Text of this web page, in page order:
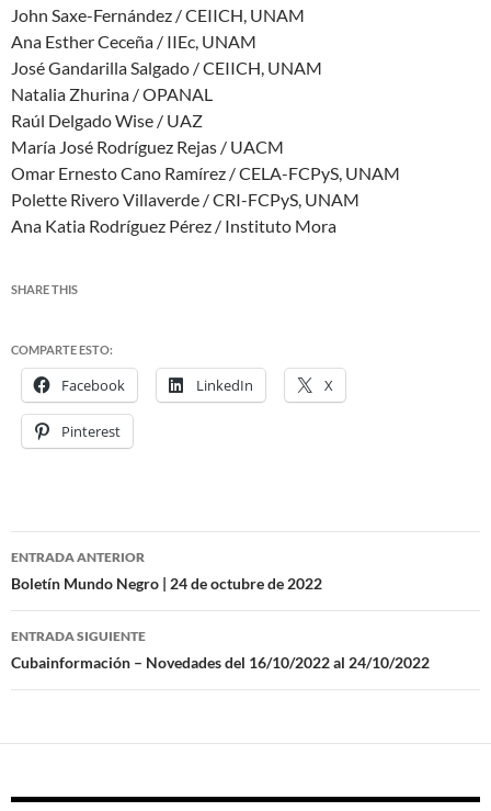
John Saxe-Fernández / CEIICH, UNAM
Ana Esther Ceceña / IIEc, UNAM
José Gandarilla Salgado / CEIICH, UNAM
Natalia Zhurina / OPANAL
Raúl Delgado Wise / UAZ
María José Rodríguez Rejas / UACM
Omar Ernesto Cano Ramírez / CELA-FCPyS, UNAM
Polette Rivero Villaverde / CRI-FCPyS, UNAM
Ana Katia Rodríguez Pérez / Instituto Mora
SHARE THIS
COMPARTE ESTO:
Facebook LinkedIn X
Pinterest
Navegación
de
entradas
ENTRADA ANTERIOR
Boletín Mundo Negro | 24 de octubre de 2022
ENTRADA SIGUIENTE
Cubainformación – Novedades del 16/10/2022 al 24/10/2022